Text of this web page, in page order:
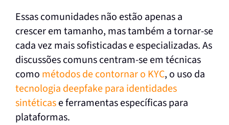
Essas comunidades não estão apenas a
crescer em tamanho, mas também a tornar-se
cada vez mais sofisticadas e especializadas. As
discussões comuns centram-se em técnicas
como métodos de contornar o KYC, o uso da
tecnologia deepfake para identidades
sintéticase ferramentas específicas para
plataformas.